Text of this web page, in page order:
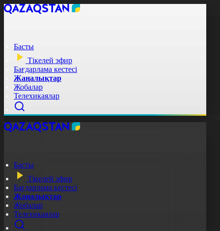
Басты
Тікелей эфир
Бағдарлама кестесі
Жаңалықтар
Жобалар
Телехикаялар
Басты
Тікелей эфир
Бағдарлама кестесі
Жаңалықтар
Жобалар
Телехикаялар